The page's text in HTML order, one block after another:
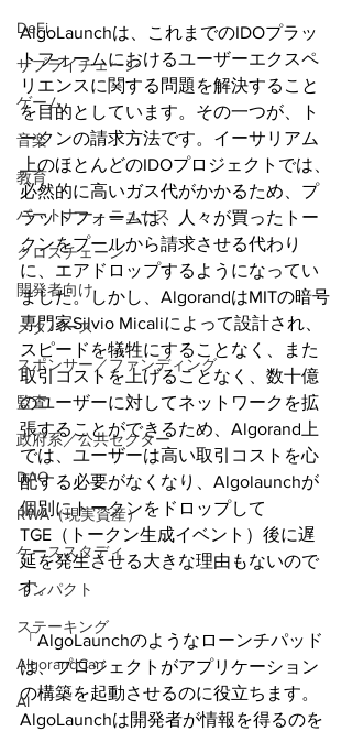
DeFi
サプライチェーン
ゲーム
音楽
教育
パートナー・ニュース
クロスチェーン
開発者向け
メタバース
スポンサー／ファンディング
監査
政府系／公共セクター
DAO
RWA（現実資産）
ケーススタディ
インパクト
ステーキング
AlgorandCan
AI
AlgoLaunchは、これまでのIDOプラッ
トフォームにおけるユーザーエクスペ
リエンスに関する問題を解決すること
を目的としています。その一つが、ト
ークンの請求方法です。イーサリアム
上のほとんどのIDOプロジェクトでは、
必然的に高いガス代がかかるため、プ
ラットフォームは、人々が買ったトー
クンをプールから請求させる代わり
に、エアドロップするようになってい
ました。しかし、AlgorandはMITの暗号
専門家Silvio Micaliによって設計され、
スピードを犠牲にすることなく、また
取引コストを上げることなく、数十億
のユーザーに対してネットワークを拡
張することができるため、Algorand上
では、ユーザーは高い取引コストを心
配する必要がなくなり、Algolaunchが
個別にトークンをドロップして
TGE（トークン生成イベント）後に遅
延を発生させる大きな理由もないので
す。
「AlgoLaunchのようなローンチパッド
は、プロジェクトがアプリケーション
の構築を起動させるのに役立ちます。
AlgoLaunchは開発者が情報を得るのを